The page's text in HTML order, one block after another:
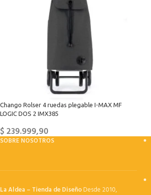
Chango Rolser 4 ruedas plegable I-MAX MF
LOGIC DOS 2 IMX385
$239.999,90
SOBRE NOSOTROS
La Aldea – Tienda de DiseñoDesde 2010,